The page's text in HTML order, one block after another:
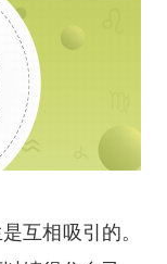
互相吸引的。